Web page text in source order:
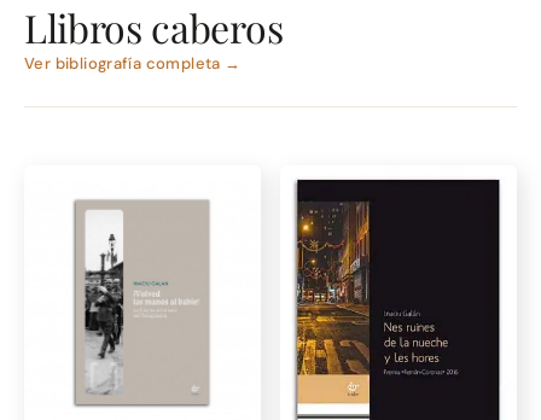
Llibros caberos
Ver bibliografía completa →